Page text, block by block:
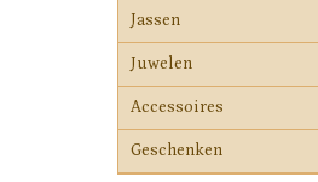
Jassen
Juwelen
Accessoires
Geschenken